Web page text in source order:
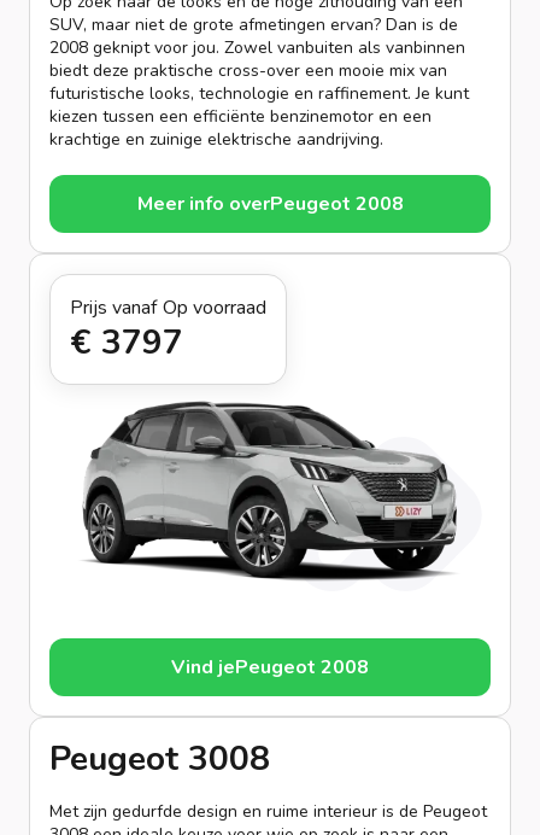
SUV, maar niet de grote afmetingen ervan? Dan is de
2008 geknipt voor jou. Zowel vanbuiten als vanbinnen
biedt deze praktische cross-over een mooie mix van
futuristische looks, technologie en raffinement. Je kunt
kiezen tussen een efficiënte benzinemotor en een
krachtige en zuinige elektrische aandrijving.
Meer info overPeugeot 2008
Prijs vanaf
€ 379
Op voorraad
7
Vind jePeugeot 2008
Peugeot 3008
Met zijn gedurfde design en ruime interieur is de Peugeot